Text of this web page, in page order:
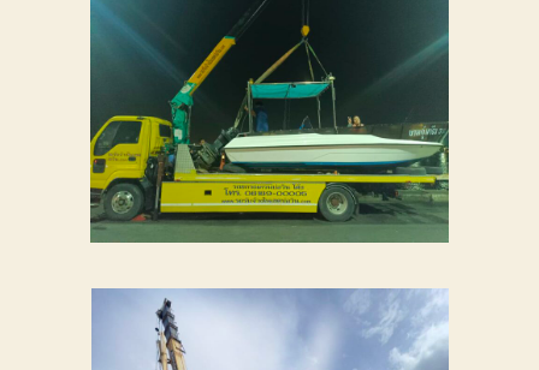
มาตรฐาน
ระหว่าง
การ
ยก
ย้าย
การ
เดิน
ทาง
ขนส่ง
ให้
หมาย